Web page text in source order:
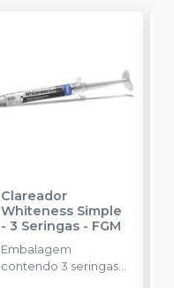
Clareador
Whiteness Simple
- 3 Seringas- FGM
Embalagem
contendo 3 seringas